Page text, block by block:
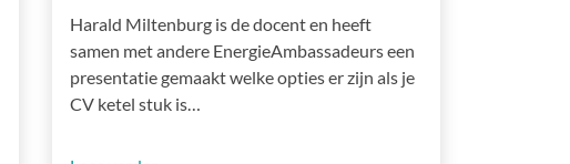
Harald Miltenburg is de docent en heeft
samen met andere EnergieAmbassadeurs een
presentatie gemaakt welke opties er zijn als je
CV ketel stuk is…